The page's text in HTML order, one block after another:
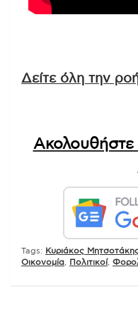
Δείτε όλη την
Ακολουθήστε
Tags: Kυριάκος
Οικονομία
Πολιτικοί,